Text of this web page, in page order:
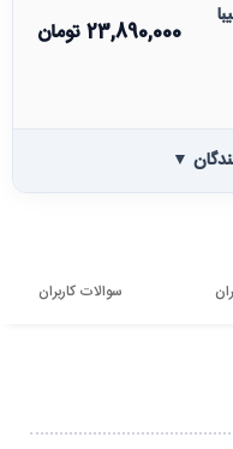
23,890,000تومان
▼
سوالات کاربران